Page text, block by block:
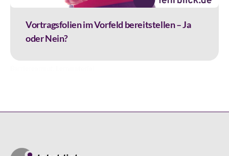
Vortragsfolien im Vorfeld bereitstellen – Ja
oder Nein?